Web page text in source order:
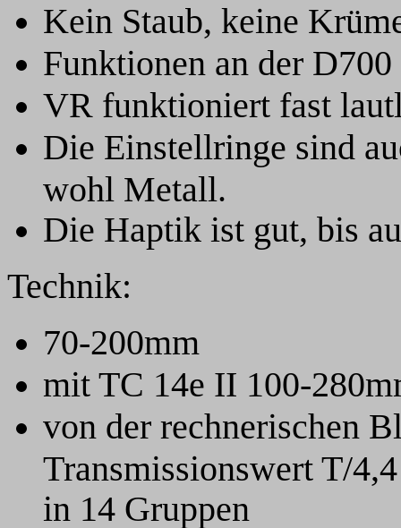
Kein Staub, keine
Funktionen an der
VR funktioniert fast
Die Einstellringe sind
wohl Metall.
Die Haptik ist gut, bis
Technik:
70-200mm
mit TC 14e II 100-
von der rechnerischen
Transmissionswert T/
in 14 Gruppen